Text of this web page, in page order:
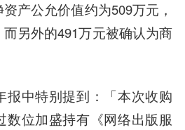
产公允价值约为509万元，
另外的491万元被确认为商
报中特别提到：「本次收购
数位加盛持有《网络出版服